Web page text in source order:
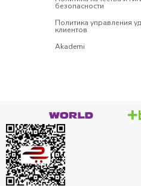
безопасности
Политика управления
клиентов
Akademi